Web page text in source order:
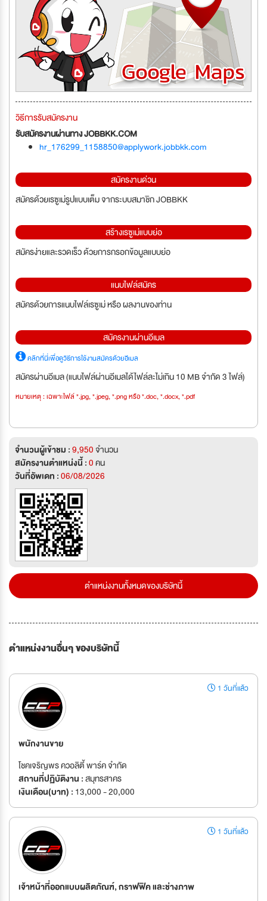
วิธีการรับสมัครงาน
รับสมัครงานผ่านทาง JOBBKK.COM
hr_176299_1158850@applywork.jobbkk.com
สมัครงานด่วน
สมัครด้วยเรซูเม่รูปแบบเต็ม จากระบบสมาชิก JOBBKK
สร้างเรซูเม่แบบย่อ
สมัครง่ายและรวดเร็ว ด้วยการกรอกข้อมูลแบบย่อ
แนบไฟล์สมัคร
สมัครด้วยการแนบไฟล์เรซูเม่ หรือ ผลงานของท่าน
สมัครงานผ่านอีเมล
คลิกที่นี่เพื่อดูวิธีการใช้งานสมัครด้วยอีเมล
สมัครผ่านอีเมล (แนบไฟล์ผ่านอีเมลได้ไฟล์ละไม่เกิน 10 MB จำกัด 3 ไฟล์)
หมายเหตุ : เฉพาะไฟล์ *.jpg, *.jpeg, *.png หรือ *.doc, *.docx, *.pdf
จำนวนผู้เข้าชม :9,950จำนวน
สมัครงานตำแหน่งนี้ :0คน
วันที่อัพเดท :06/08/2026
ตำแหน่งงานทั้งหมดของบริษัทนี้
ตำแหน่งงานอื่นๆ ของบริษัทนี้
1 วันที่แล้ว
พนักงานขาย
โชคเจริญพร ควอลิตี้ พาร์ค จำกัด
สถานที่ปฏิบัติงาน :สมุทรสาคร
เงินเดือน(บาท) : 13,000 - 20,000
1 วันที่แล้ว
เจ้าหน้าที่ออกแบบผลิตภัณฑ์, กราฟฟิค และช่างภาพ